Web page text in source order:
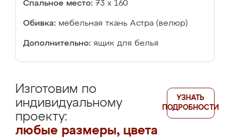
Спальное место: 73 х 160
Обивка: мебельная ткань Астра (велюр)
Дополнительно: ящик для белья
Изготовим по
индивидуальному
проекту:
любые размеры, цвета
УЗНАТЬ
ПОДРОБНОСТИ